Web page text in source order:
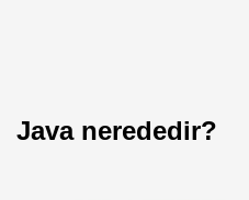
Java nerededir?